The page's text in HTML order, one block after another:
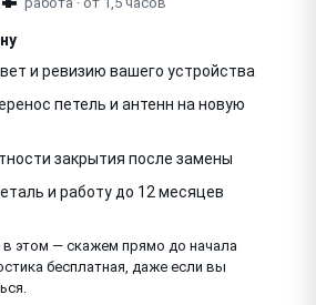
и ревизию вашего устройства
петель и антенн на новую
закрытия после замены
и работу до 12 месяцев
в этом — скажем прямо до начала
бесплатная, даже если вы